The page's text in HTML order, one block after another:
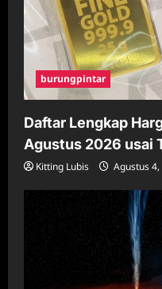
burungpintar
Daftar Lengkap
Agustus 2026 usai
Kitting Lubis Agustus